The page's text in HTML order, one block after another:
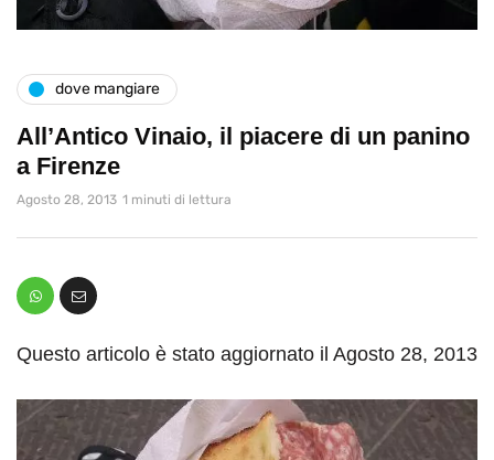
dove mangiare
All’Antico Vinaio, il piacere di un panino
a Firenze
Agosto 28, 2013 1 minuti di lettura
Questo articolo è stato aggiornato il Agosto 28, 2013